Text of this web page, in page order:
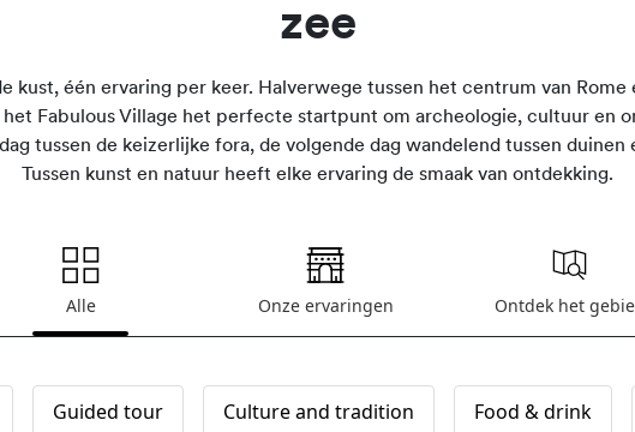
zee
kust, één ervaring per keer. Halverwege tussen het centrum van Rome
het Fabulous Village het perfecte startpunt om archeologie, cultuur en
tussen de keizerlijke fora, de volgende dag wandelend tussen duinen
Tussen kunst en natuur heeft elke ervaring de smaak van ontdekking.
Alle Onze ervaringen Ontdek het
Guided tour Culture and tradition Food & drink